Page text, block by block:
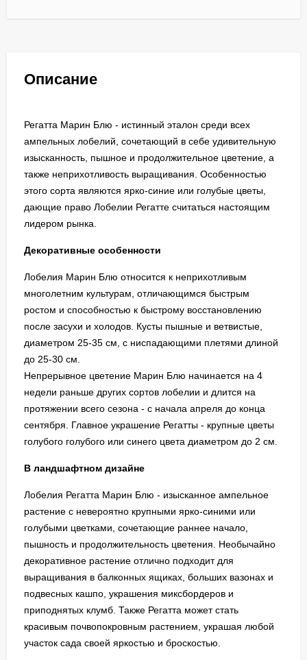
Описание
Регатта Марин Блю - истинный эталон среди всех
ампельных лобелий, сочетающий в себе удивительную
изысканность, пышное и продолжительное цветение, а
также неприхотливость выращивания. Особенностью
этого сорта являются ярко-синие или голубые цветы,
дающие право Лобелии Регатте считаться настоящим
лидером рынка.
Декоративные особенности
Лобелия Марин Блю относится к неприхотливым
многолетним культурам, отличающимся быстрым
ростом и способностью к быстрому восстановлению
после засухи и холодов. Кусты пышные и ветвистые,
диаметром 25-35 см, с ниспадающими плетями длиной
до 25-30 см.
Непрерывное цветение Марин Блю начинается на 4
недели раньше других сортов лобелии и длится на
протяжении всего сезона - с начала апреля до конца
сентября. Главное украшение Регатты - крупные цветы
голубого голубого или синего цвета диаметром до 2 см.
В ландшафтном дизайне
Лобелия Регатта Марин Блю - изысканное ампельное
растение с невероятно крупными ярко-синими или
голубыми цветками, сочетающие раннее начало,
пышность и продолжительность цветения. Необычайно
декоративное растение отлично подходит для
выращивания в балконных ящиках, больших вазонах и
подвесных кашпо, украшения миксбордеров и
приподнятых клумб. Также Регатта может стать
красивым почвопокровным растением, украшая любой
участок сада своей яркостью и броскостью.